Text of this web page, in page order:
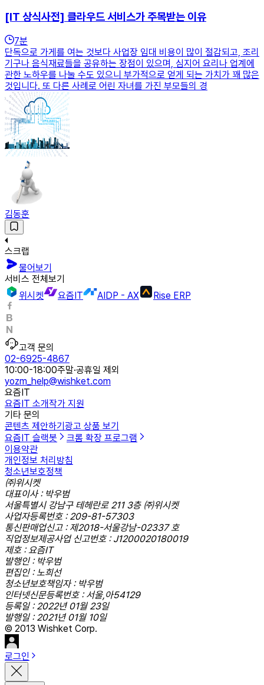
[IT 상식사전] 클라우드 서비스가 주목받는 이유
7분
단독으로 가게를 여는 것보다 사업장 임대 비용이 많이 절감되고, 조리
기구나 음식재료들을 공유하는 장점이 있으며, 심지어 요리나 업계에
관한 노하우를 나눌 수도 있으니 부가적으로 얻게 되는 가치가 꽤 많은
것입니다. 또 다른 사례로 어린 자녀를 가진 부모들의 경
김동훈
스크랩
물어보기
서비스 전체보기
위시켓
요즘IT AIDP - AX Rise ERP
고객 문의
02-6925-4867
10:00-18:00주말·공휴일 제외
yozm_help@wishket.com
요즘IT
요즘IT 소개작가 지원
기타 문의
콘텐츠 제안하기 광고 상품 보기
요즘IT 슬랙봇
크롬 확장 프로그램
이용약관
개인정보 처리방침
청소년보호정책
㈜위시켓
대표이사 : 박우범
서울특별시 강남구 테헤란로 211 3층 ㈜위시켓
사업자등록번호 : 209-81-57303
통신판매업신고 : 제2018-서울강남-02337 호
직업정보제공사업 신고번호 : J1200020180019
제호 : 요즘IT
발행인 : 박우범
편집인 : 노희선
청소년보호책임자 : 박우범
인터넷신문등록번호 : 서울,아54129
등록일 : 2022년 01월 23일
발행일 : 2021년 01월 10일
© 2013 Wishket Corp.
로그인